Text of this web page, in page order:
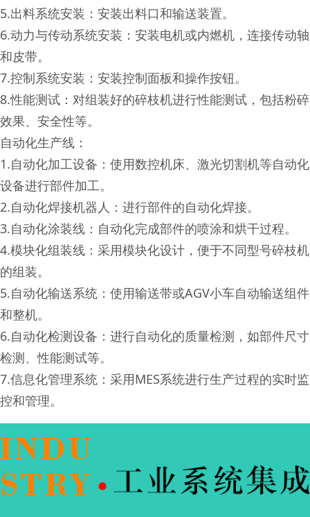
5.出料系统安装：安装出料口和输送装置。
6.动力与传动系统安装：安装电机或内燃机，连接传动轴
和皮带。
7.控制系统安装：安装控制面板和操作按钮。
8.性能测试：对组装好的碎枝机进行性能测试，包括粉碎
效果、安全性等。
自动化生产线：
1.自动化加工设备：使用数控机床、激光切割机等自动化
设备进行部件加工。
2.自动化焊接机器人：进行部件的自动化焊接。
3.自动化涂装线：自动化完成部件的喷涂和烘干过程。
4.模块化组装线：采用模块化设计，便于不同型号碎枝机
的组装。
5.自动化输送系统：使用输送带或AGV小车自动输送组件
和整机。
6.自动化检测设备：进行自动化的质量检测，如部件尺寸
检测、性能测试等。
7.信息化管理系统：采用MES系统进行生产过程的实时监
控和管理。